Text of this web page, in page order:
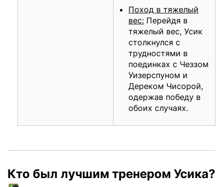
Поход в тяжелый
вес: Перейдя в
тяжелый вес, Усик
столкнулся с
трудностями в
поединках с Чеззом
Уизерспуном и
Дереком Чисорой,
одержав победу в
обоих случаях.
Кто был лучшим тренером Усика?